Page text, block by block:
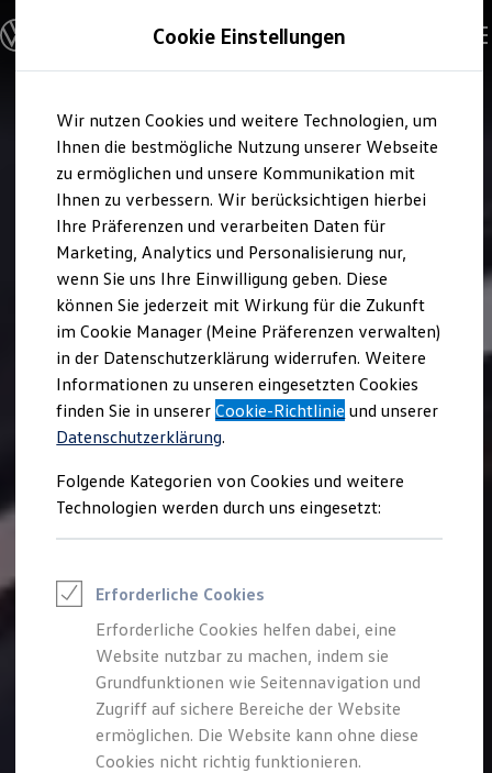
Hauptinhalt
springen
Footer
springen
Modelle und Konfigurator
Konfigurator
Modelle vergleichen
Elektroautos
ENERGY Sondermodelle
Nutzfahrzeuge
SUV und CUV
Familienautos
Kombis
Kompaktwagen
Sportwagen
Schnell verfügbare Fahrzeuge
Angebote und Produkte
Aktuelle Angebote
E-Auto-Förderung
Volkswagen Marktplatz
Die ENERGY Sondermodelle
Junge Gebrauchtwagen und Gebrauchtwagen
Volkswagen Zertifizierte Gebrauchtwagen
Elektromobilität bei Gebrauchtwagen
Saisonangebote
Reifenpakete
Leasing
Leasing-Angebote
Elektroauto Leasing
Kleinwagen-Leasing
Leasing ohne Anzahlung
Finanzierung
Autokredit mit Schlussrate
Versicherungen und Garantien
Kfz-Versicherung
Restschuldversicherungen
Garantien
Cookie Einstellungen
Wir nutzen Cookies und weitere Technologien, um
Ihnen die bestmögliche Nutzung unserer Webseite
zu ermöglichen und unsere Kommunikation mit
Ihnen zu verbessern. Wir berücksichtigen hierbei
Ihre Präferenzen und verarbeiten Daten für
Marketing, Analytics und Personalisierung nur,
wenn Sie uns Ihre Einwilligung geben. Diese
können Sie jederzeit mit Wirkung für die Zukunft
im Cookie Manager (Meine Präferenzen verwalten)
in der Datenschutzerklärung widerrufen. Weitere
Informationen zu unseren eingesetzten Cookies
finden Sie in unsererCookie-Richtlinie und unserer
Datenschutzerklärung.
Folgende Kategorien von Cookies und weitere
Technologien werden durch uns eingesetzt:
Erforderliche Cookies
Erforderliche Cookies helfen dabei, eine
Website nutzbar zu machen, indem sie
Grundfunktionen wie Seitennavigation und
Zugriff auf sichere Bereiche der Website
ermöglichen. Die Website kann ohne diese
Cookies nicht richtig funktionieren.